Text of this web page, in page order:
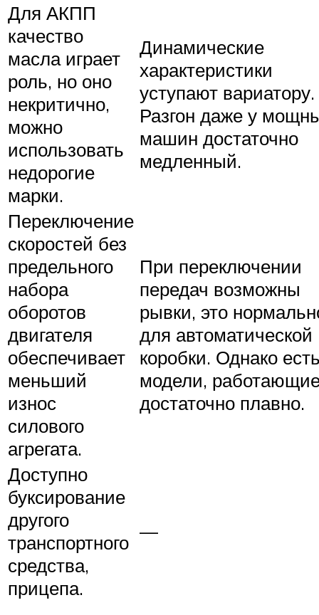
Для АКПП
качество
масла играет
роль, но оно
некритично,
можно
использовать
недорогие
марки.
Динамические
характеристики
уступают вариатору.
Разгон даже у
машин достаточно
медленный.
Переключение
скоростей без
предельного
набора
оборотов
двигателя
обеспечивает
меньший
износ
силового
агрегата.
При переключении
передач возможны
рывки, это
для автоматической
коробки. Однако
модели,
достаточно плавно.
Доступно
буксирование
другого
транспортного
средства,
прицепа.
—